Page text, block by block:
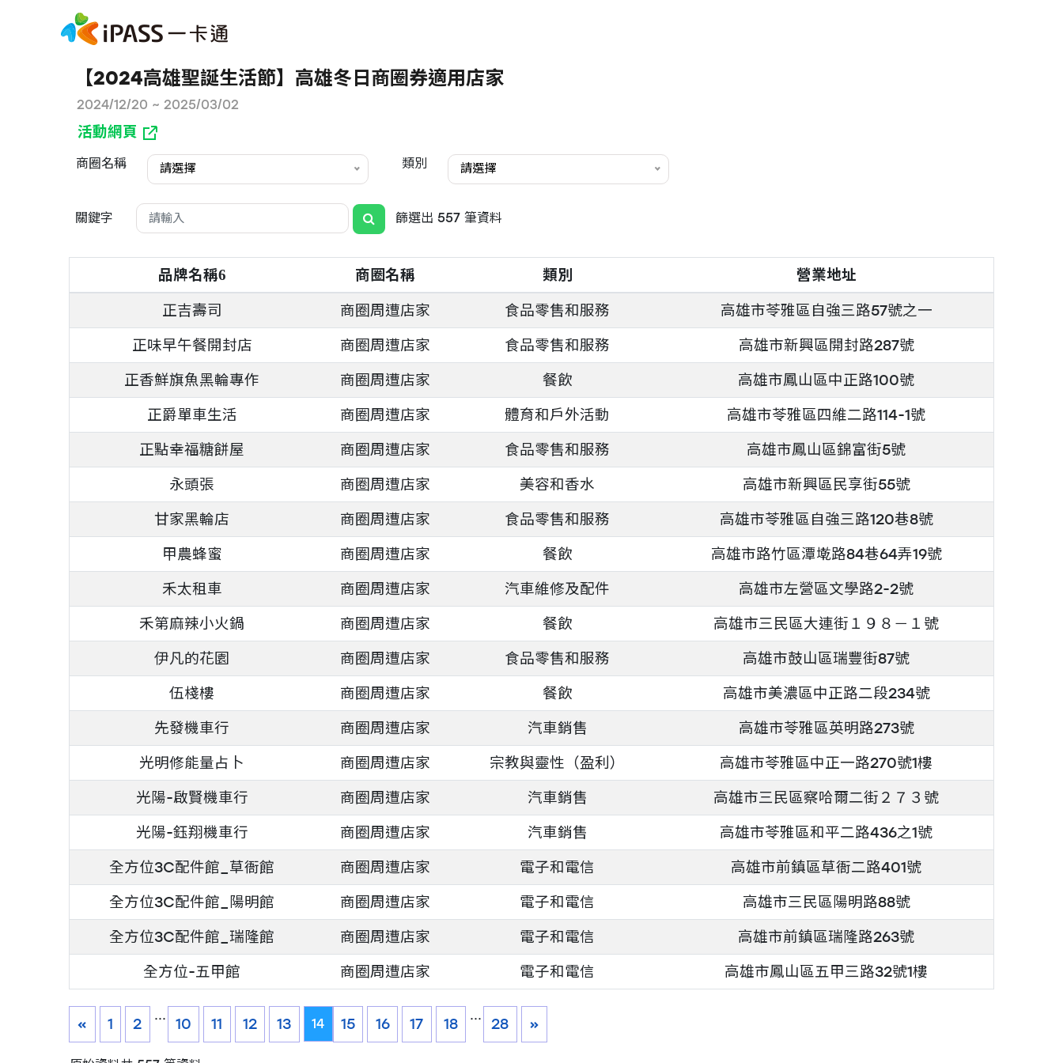
【2024高雄聖誕生活節】高雄冬日商圈券適用店家
2024/12/20 ~ 2025/03/02
活動網頁
商圈名稱 請選擇 類別 請選擇
關鍵字 篩選出 557 筆資料
品牌名稱6 商圈名稱 類別
營業地址
正吉壽司
商圈周遭店家 食品零售和服務
高雄市苓雅區自強三路57號之一
正味早午餐開封店
商圈周遭店家 食品零售和服務
高雄市新興區開封路287號
正香鮮旗魚黑輪專作
商圈周遭店家 餐飲
高雄市鳳山區中正路100號
正爵單車生活
商圈周遭店家 體育和戶外活動
高雄市苓雅區四維二路114-1號
正點幸福糖餅屋
商圈周遭店家 食品零售和服務
高雄市鳳山區錦富街5號
永頭張
商圈周遭店家 美容和香水
高雄市新興區民享街55號
甘家黑輪店
商圈周遭店家 食品零售和服務
高雄市苓雅區自強三路120巷8號
甲農蜂蜜
商圈周遭店家 餐飲
高雄市路竹區潭墘路84巷64弄19號
禾太租車
商圈周遭店家 汽車維修及配件
高雄市左營區文學路2-2號
禾第麻辣小火鍋
商圈周遭店家 餐飲
高雄市三民區大連街１９８－１號
伊凡的花園
商圈周遭店家 食品零售和服務
高雄市鼓山區瑞豐街87號
伍棧樓
商圈周遭店家 餐飲
高雄市美濃區中正路二段234號
先發機車行
商圈周遭店家 汽車銷售
高雄市苓雅區英明路273號
光明修能量占卜
商圈周遭店家 宗教與靈性（盈利）
高雄市苓雅區中正一路270號1樓
光陽-啟賢機車行
商圈周遭店家 汽車銷售
高雄市三民區察哈爾二街２７３號
光陽-鈺翔機車行
商圈周遭店家 汽車銷售
高雄市苓雅區和平二路436之1號
全方位3C配件館_草衙館
商圈周遭店家 電子和電信
高雄市前鎮區草衙二路401號
全方位3C配件館_陽明館
商圈周遭店家 電子和電信
高雄市三民區陽明路88號
全方位3C配件館_瑞隆館
商圈周遭店家 電子和電信
高雄市前鎮區瑞隆路263號
全方位-五甲館
商圈周遭店家 電子和電信 高雄市鳳山區五甲三路32號1樓
« 1 2
...
10 11 12 13 14 15 16 17 18
...
28 »